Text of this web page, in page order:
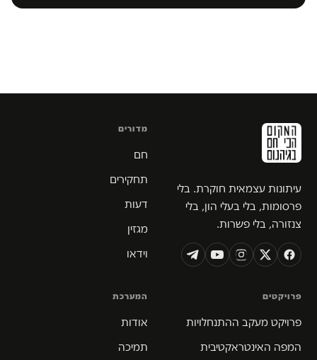
עיתונות עצמאית חוקרת. בלי
פרסומות, בלי בעלי הון, בלי
צנזורה, בלי פשרות.
מדורים
חם
תחקירים
דעות
מגזין
וידאו
פרויקטים
פרויקט מעקב ההתנחלויות
המפה האינטראקטיבית
המערכת
אודות
תמיכה